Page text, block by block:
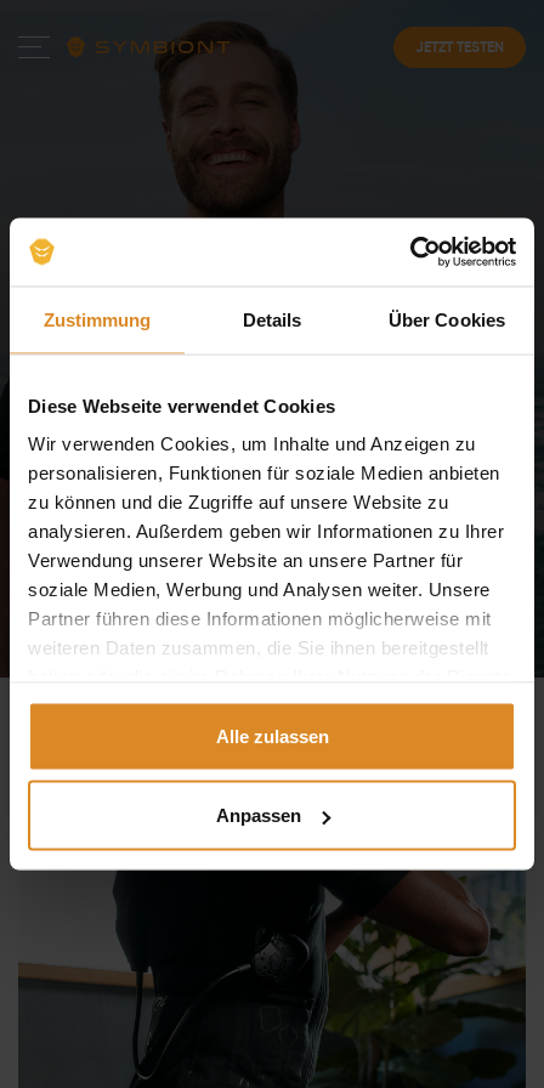
Zustimmung Details Über Cookies
Diese Webseite verwendet Cookies
Wir verwenden Cookies, um Inhalte und Anzeigen zu
personalisieren, Funktionen für soziale Medien anbieten
zu können und die Zugriffe auf unsere Website zu
analysieren. Außerdem geben wir Informationen zu Ihrer
Verwendung unserer Website an unsere Partner für
soziale Medien, Werbung und Analysen weiter. Unsere
Partner führen diese Informationen möglicherweise mit
weiteren Daten zusammen, die Sie ihnen bereitgestellt
gesammelt haben.
Alle zulassen
Anpassen
JETZT TESTEN
Das ideale
EMS-
Equipment
für deinen Trainingserfolg
Modernste EMS-Technologie von SYMBIONT im eigenen
komfortablen EMS-Anzug für mehr Spaß und Effizienz.
JETZT TESTEN